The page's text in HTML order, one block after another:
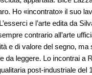
Ho «incontrato» il suo
e l’arte edita da
contrario all’arte
e di valore del segno,
da leggere. Lo incontrai a
post-industriale del